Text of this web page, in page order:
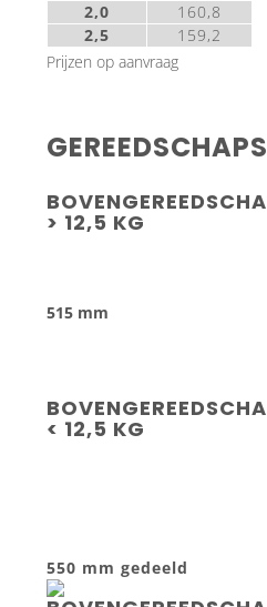
2,0
160,8
2,5
159,2
Prijzen op aanvraag
> 12,5 KG
515 mm
< 12,5 KG
550 mm gedeeld